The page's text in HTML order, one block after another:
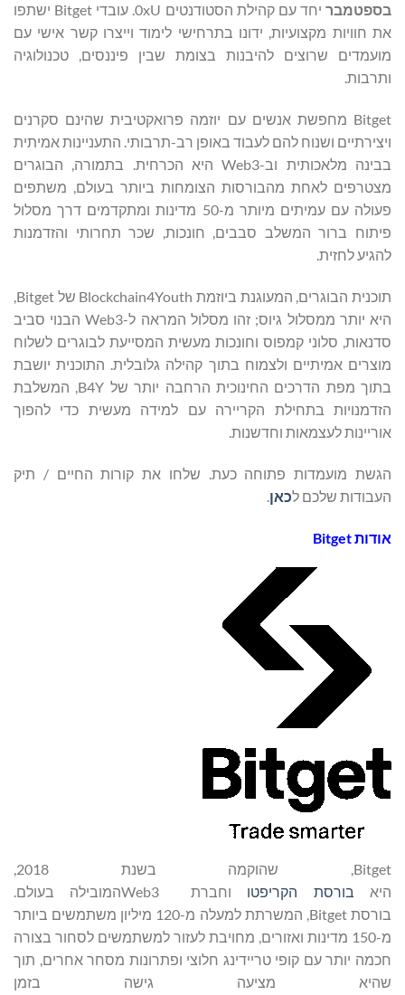
בספטמבר
יחד עם קהילת הסטודנטים 0xU. עובדי Bitget ישתפו
את חוויות מקצועיות, ידונו בתרחישי לימוד וייצרו קשר אישי עם
מועמדים שרוצים להיבנות בצומת שבין פיננסים, טכנולוגיה
ותרבות.
Bitget מחפשת אנשים עם יוזמה פרואקטיבית שהינם סקרנים
ויצירתיים ושנוח להם לעבוד באופן רב-תרבותי. התעניינות אמיתית
בבינה מלאכותית וב-Web3 היא הכרחית. בתמורה, הבוגרים
מצטרפים לאחת מהבורסות הצומחות ביותר בעולם, משתפים
פעולה עם עמיתים מיותר מ-50 מדינות ומתקדמים דרך מסלול
פיתוח ברור המשלב סבבים, חונכות, שכר תחרותי והזדמנות
להגיע לחזית.
תוכנית הבוגרים, המעוגנת ביוזמת Blockchain4Youth של Bitget,
היא יותר ממסלול גיוס; זהו מסלול המראה ל-Web3 הבנוי סביב
סדנאות, סלוני קמפוס וחונכות מעשית המסייעת לבוגרים לשלוח
מוצרים אמיתיים ולצמוח בתוך קהילה גלובלית. התוכנית יושבת
בתוך מפת הדרכים החינוכית הרחבה יותר של B4Y, המשלבת
הזדמנויות בתחילת הקריירה עם למידה מעשית כדי להפוך
אוריינות לעצמאות וחדשנות.
הגשת מועמדות פתוחה כעת. שלחו את קורות החיים / תיק
העבודות שלכם לכאן.
אודותBitget
Bitget, שהוקמה בשנת 2018,
היא בורסת הקריפטו
וחברת Web3המובילה בעולם.
בורסת Bitget, המשרתת למעלה מ-120 מיליון משתמשים ביותר
מ-150 מדינות ואזורים, מחויבת לעזור למשתמשים לסחור בצורה
חכמה יותר עם קופי טריידינג חלוצי ופתרונות מסחר אחרים, תוך
שהיא מציעה גישה בזמן